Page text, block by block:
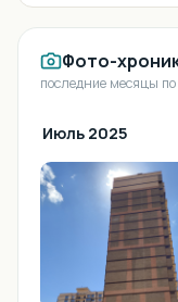
Фото-
последние месяцы
Июль 2025